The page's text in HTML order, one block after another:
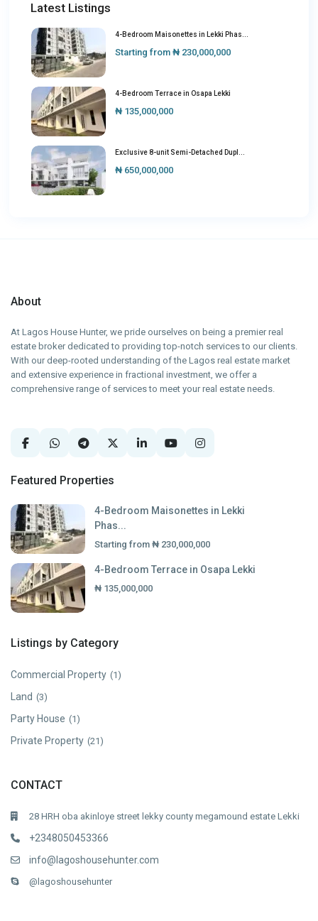
Latest Listings
4-Bedroom Maisonettes in Lekki Phas...
Starting from ₦ 230,000,000
4-Bedroom Terrace in Osapa Lekki
₦ 135,000,000
Exclusive 8-unit Semi-Detached Dupl...
₦ 650,000,000
About
At Lagos House Hunter, we pride ourselves on being a premier real
estate broker dedicated to providing top-notch services to our clients.
With our deep-rooted understanding of the Lagos real estate market
and extensive experience in fractional investment, we offer a
comprehensive range of services to meet your real estate needs.
Featured Properties
4-Bedroom Maisonettes in Lekki
Phas...
Starting from ₦ 230,000,000
4-Bedroom Terrace in Osapa Lekki
₦ 135,000,000
Listings by Category
Commercial Property (1)
Land (3)
Party House (1)
Private Property (21)
CONTACT
28 HRH oba akinloye street lekky county megamound estate Lekki
+2348050453366
info@lagoshousehunter.com
@lagoshousehunter